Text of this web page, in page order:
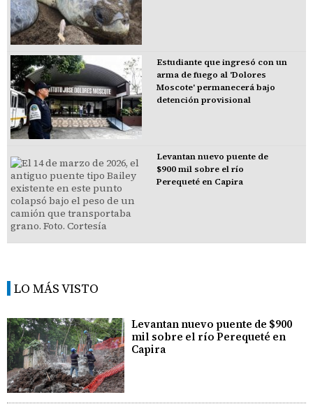
Estudiante que ingresó con un
arma de fuego al 'Dolores
Moscote' permanecerá bajo
detención provisional
Levantan nuevo puente de
$900 mil sobre el río
Perequeté en Capira
LO MÁS VISTO
Levantan nuevo puente de $900
mil sobre el río Perequeté en
Capira